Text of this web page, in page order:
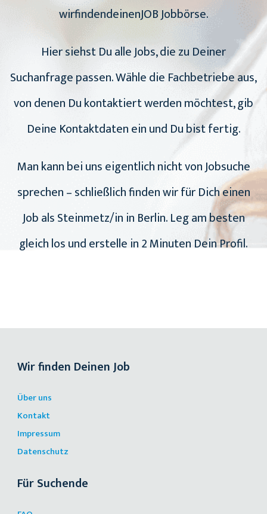
wirfindendeinenJOB Jobbörse.
Hier siehst Du alle Jobs, die zu Deiner
Suchanfrage passen. Wähle die Fachbetriebe aus,
von denen Du kontaktiert werden möchtest, gib
Deine Kontaktdaten ein und Du bist fertig.
Man kann bei uns eigentlich nicht von Jobsuche
sprechen – schließlich finden wir für Dich einen
Job als Steinmetz/in in Berlin. Leg am besten
gleich los und erstelle in 2 Minuten Dein Profil.
Wir finden Deinen Job
Über uns
Kontakt
Impressum
Datenschutz
Für Suchende